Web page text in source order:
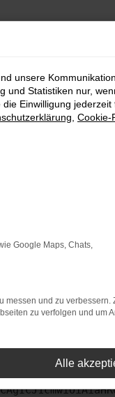
in einem
nicht mehr
beheben. Du
unsere
und Statistiken nur,
Einwilligung
Cookie-
Google Maps, Chats,
messen und zu verbessern.
zu verfolgen und um
Alle